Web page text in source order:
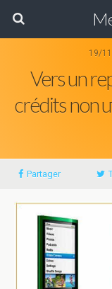
19/
Vers un
crédits non
Partager